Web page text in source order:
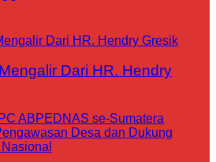
Dari HR. Hendry